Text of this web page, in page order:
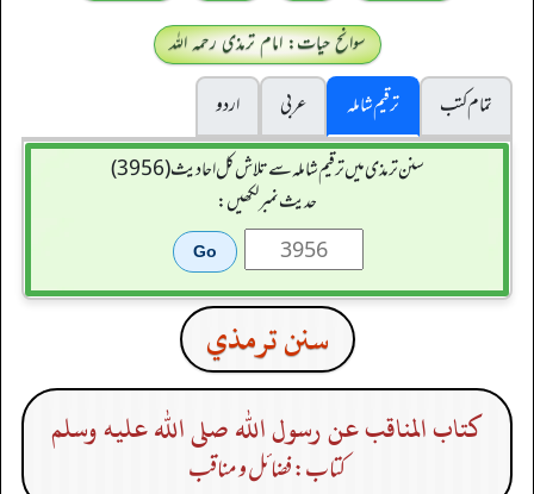
سوانح حیات: امام ترمذی رحمہ اللہ
تمام کتب
ترقیم شاملہ عربی
اردو
سنن ترمذی میں ترقیم شاملہ سے تلاش کل احادیث (3956)
حدیث نمبر لکھیں:
سنن ترمذي
كتاب المناقب عن رسول الله صلى الله عليه وسلم
کتاب: فضائل و مناقب